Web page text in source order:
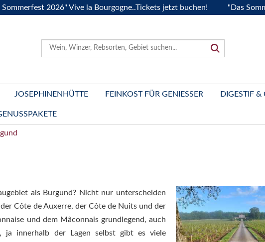
2026" Vive la Bourgogne..Tickets jetzt buchen! "Das
JOSEPHINENHÜTTE FEINKOST FÜR GENIESSER DIGESTIF &
als Burgund? Nicht nur unterscheiden
Côte de Auxerre, der Côte de Nuits und der
und dem Mâconnais grundlegend, auch
ja innerhalb der Lagen selbst gibt es viele